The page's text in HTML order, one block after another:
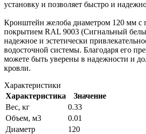
установку и позволяет быстро и
Кронштейн желоба диаметром 120 мм
покрытием RAL 9003 (Сигнальный
надежное и эстетически
водосточной системы. Благодаря его
можете быть уверены в надежности и
кровли.
Характеристики
Характеристика
Значение
Вес, кг
0.33
Объем, м3
0.01
Диаметр
120